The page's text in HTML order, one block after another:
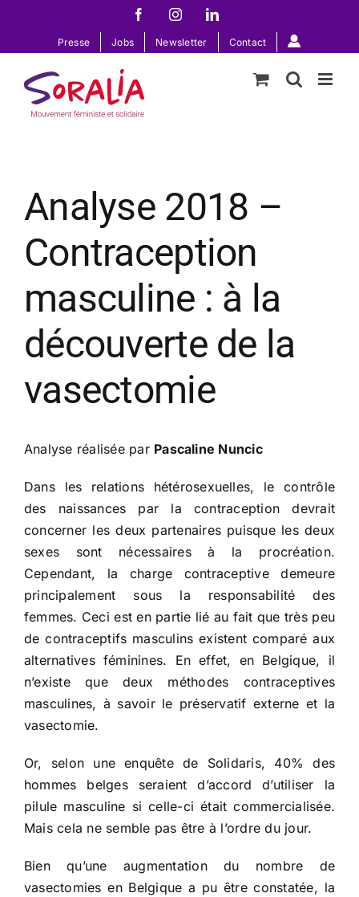
contenu
FacebookInstagramLinkedIn
Presse Jobs Newsletter Contact
Analyse 2018 –
Contraception
masculine : à la
découverte de la
vasectomie
Analyse réalisée par Pascaline Nuncic
Dans les relations hétérosexuelles, le contrôle
des naissances par la contraception devrait
concerner les deux partenaires puisque les deux
sexes sont nécessaires à la procréation.
Cependant, la charge contraceptive demeure
principalement sous la responsabilité des
femmes. Ceci est en partie lié au fait que très peu
de contraceptifs masculins existent comparé aux
alternatives féminines. En effet, en Belgique, il
n’existe que deux méthodes contraceptives
masculines, à savoir le préservatif externe et la
vasectomie.
Or, selon une enquête de Solidaris, 40% des
hommes belges seraient d’accord d’utiliser la
pilule masculine si celle-ci était commercialisée.
Mais cela ne semble pas être à l’ordre du jour.
Bien qu’une augmentation du nombre de
vasectomies en Belgique a pu être constatée, la